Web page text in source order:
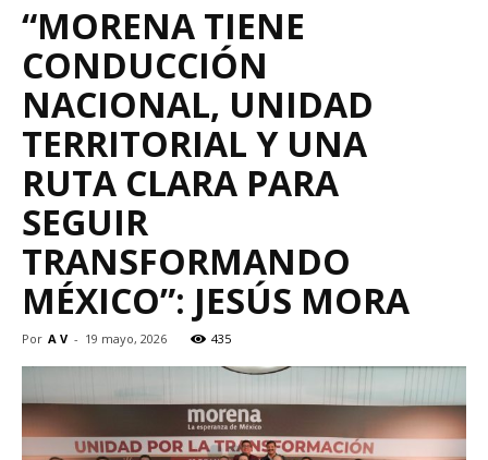
“MORENA TIENE
CONDUCCIÓN
NACIONAL, UNIDAD
TERRITORIAL Y UNA
RUTA CLARA PARA
SEGUIR
TRANSFORMANDO
MÉXICO”: JESÚS MORA
Por A V - 19 mayo, 2026 435